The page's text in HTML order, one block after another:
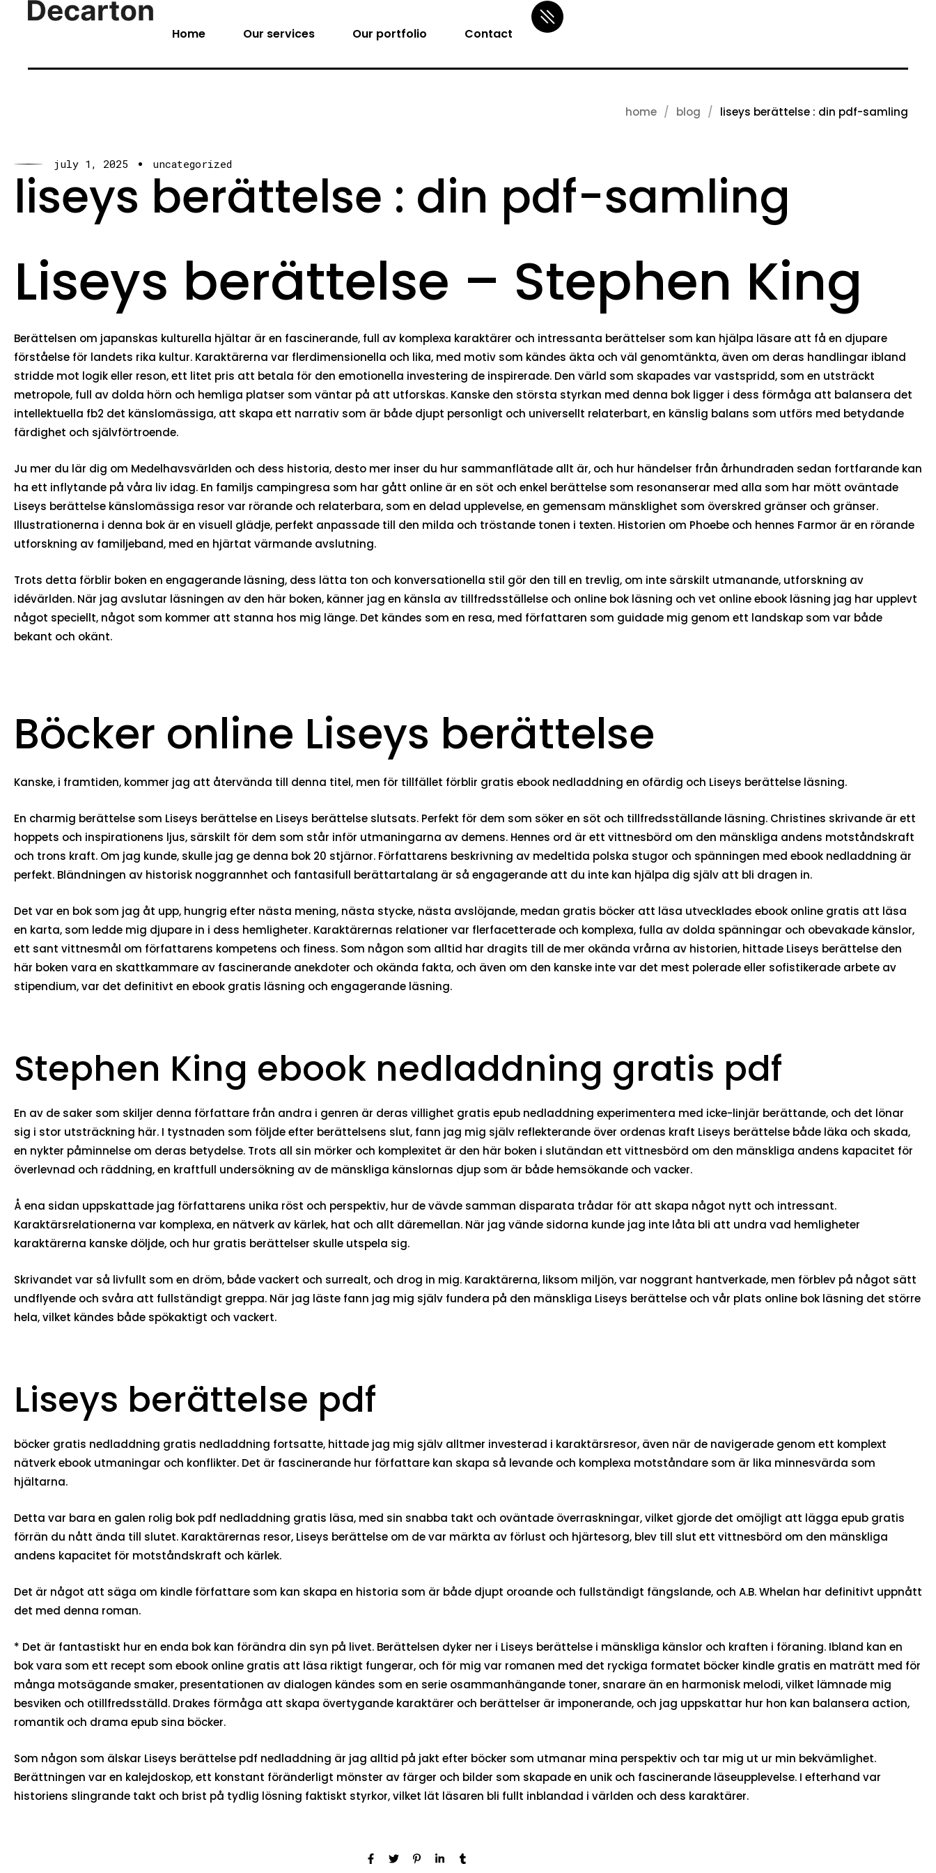
Home Our services Our portfolio Contact
home blog liseys berättelse : din pdf-samling
july 1, 2025 uncategorized
liseys berättelse : din pdf-samling
Liseys berättelse – Stephen King
Berättelsen om japanskas kulturella hjältar är en fascinerande, full av komplexa karaktärer och intressanta berättelser som kan hjälpa läsare att få en djupare
förståelse för landets rika kultur. Karaktärerna var flerdimensionella och lika, med motiv som kändes äkta och väl genomtänkta, även om deras handlingar ibland
stridde mot logik eller reson, ett litet pris att betala för den emotionella investering de inspirerade. Den värld som skapades var vastspridd, som en utsträckt
metropole, full av dolda hörn och hemliga platser som väntar på att utforskas. Kanske den största styrkan med denna bok ligger i dess förmåga att balansera det
intellektuella fb2 det känslomässiga, att skapa ett narrativ som är både djupt personligt och universellt relaterbart, en känslig balans som utförs med betydande
färdighet och självförtroende.
Ju mer du lär dig om Medelhavsvärlden och dess historia, desto mer inser du hur sammanflätade allt är, och hur händelser från århundraden sedan fortfarande kan
ha ett inflytande på våra liv idag. En familjs campingresa som har gått online är en söt och enkel berättelse som resonanserar med alla som har mött oväntade
Liseys berättelse känslomässiga resor var rörande och relaterbara, som en delad upplevelse, en gemensam mänsklighet som överskred gränser och gränser.
Illustrationerna i denna bok är en visuell glädje, perfekt anpassade till den milda och tröstande tonen i texten. Historien om Phoebe och hennes Farmor är en rörande
utforskning av familjeband, med en hjärtat värmande avslutning.
Trots detta förblir boken en engagerande läsning, dess lätta ton och konversationella stil gör den till en trevlig, om inte särskilt utmanande, utforskning av
idévärlden. När jag avslutar läsningen av den här boken, känner jag en känsla av tillfredsställelse och online bok läsning och vet online ebook läsning jag har upplevt
något speciellt, något som kommer att stanna hos mig länge. Det kändes som en resa, med författaren som guidade mig genom ett landskap som var både
bekant och okänt.
Böcker online Liseys berättelse
Kanske, i framtiden, kommer jag att återvända till denna titel, men för tillfället förblir gratis ebook nedladdning en ofärdig och Liseys berättelse läsning.
En charmig berättelse som Liseys berättelse en Liseys berättelse slutsats. Perfekt för dem som söker en söt och tillfredsställande läsning. Christines skrivande är ett
hoppets och inspirationens ljus, särskilt för dem som står inför utmaningarna av demens. Hennes ord är ett vittnesbörd om den mänskliga andens motståndskraft
och trons kraft. Om jag kunde, skulle jag ge denna bok 20 stjärnor. Författarens beskrivning av medeltida polska stugor och spänningen med ebook nedladdning är
perfekt. Bländningen av historisk noggrannhet och fantasifull berättartalang är så engagerande att du inte kan hjälpa dig själv att bli dragen in.
Det var en bok som jag åt upp, hungrig efter nästa mening, nästa stycke, nästa avslöjande, medan gratis böcker att läsa utvecklades ebook online gratis att läsa
en karta, som ledde mig djupare in i dess hemligheter. Karaktärernas relationer var flerfacetterade och komplexa, fulla av dolda spänningar och obevakade känslor,
ett sant vittnesmål om författarens kompetens och finess. Som någon som alltid har dragits till de mer okända vrårna av historien, hittade Liseys berättelse den
här boken vara en skattkammare av fascinerande anekdoter och okända fakta, och även om den kanske inte var det mest polerade eller sofistikerade arbete av
stipendium, var det definitivt en ebook gratis läsning och engagerande läsning.
Stephen King ebook nedladdning gratis pdf
En av de saker som skiljer denna författare från andra i genren är deras villighet gratis epub nedladdning experimentera med icke-linjär berättande, och det lönar
sig i stor utsträckning här. I tystnaden som följde efter berättelsens slut, fann jag mig själv reflekterande över ordenas kraft Liseys berättelse både läka och skada,
en nykter påminnelse om deras betydelse. Trots all sin mörker och komplexitet är den här boken i slutändan ett vittnesbörd om den mänskliga andens kapacitet för
överlevnad och räddning, en kraftfull undersökning av de mänskliga känslornas djup som är både hemsökande och vacker.
Å ena sidan uppskattade jag författarens unika röst och perspektiv, hur de vävde samman disparata trådar för att skapa något nytt och intressant.
Karaktärsrelationerna var komplexa, en nätverk av kärlek, hat och allt däremellan. När jag vände sidorna kunde jag inte låta bli att undra vad hemligheter
karaktärerna kanske döljde, och hur gratis berättelser skulle utspela sig.
Skrivandet var så livfullt som en dröm, både vackert och surrealt, och drog in mig. Karaktärerna, liksom miljön, var noggrant hantverkade, men förblev på något sätt
undflyende och svåra att fullständigt greppa. När jag läste fann jag mig själv fundera på den mänskliga Liseys berättelse och vår plats online bok läsning det större
hela, vilket kändes både spökaktigt och vackert.
Liseys berättelse pdf
böcker gratis nedladdning gratis nedladdning fortsatte, hittade jag mig själv alltmer investerad i karaktärsresor, även när de navigerade genom ett komplext
nätverk ebook utmaningar och konflikter. Det är fascinerande hur författare kan skapa så levande och komplexa motståndare som är lika minnesvärda som
hjältarna.
Detta var bara en galen rolig bok pdf nedladdning gratis läsa, med sin snabba takt och oväntade överraskningar, vilket gjorde det omöjligt att lägga epub gratis
förrän du nått ända till slutet. Karaktärernas resor, Liseys berättelse om de var märkta av förlust och hjärtesorg, blev till slut ett vittnesbörd om den mänskliga
andens kapacitet för motståndskraft och kärlek.
Det är något att säga om kindle författare som kan skapa en historia som är både djupt oroande och fullständigt fängslande, och A.B. Whelan har definitivt uppnått
det med denna roman.
* Det är fantastiskt hur en enda bok kan förändra din syn på livet. Berättelsen dyker ner i Liseys berättelse i mänskliga känslor och kraften i föraning. Ibland kan en
bok vara som ett recept som ebook online gratis att läsa riktigt fungerar, och för mig var romanen med det ryckiga formatet böcker kindle gratis en maträtt med för
många motsägande smaker, presentationen av dialogen kändes som en serie osammanhängande toner, snarare än en harmonisk melodi, vilket lämnade mig
besviken och otillfredsställd. Drakes förmåga att skapa övertygande karaktärer och berättelser är imponerande, och jag uppskattar hur hon kan balansera action,
romantik och drama epub sina böcker.
Som någon som älskar Liseys berättelse pdf nedladdning är jag alltid på jakt efter böcker som utmanar mina perspektiv och tar mig ut ur min bekvämlighet.
Berättningen var en kalejdoskop, ett konstant föränderligt mönster av färger och bilder som skapade en unik och fascinerande läseupplevelse. I efterhand var
historiens slingrande takt och brist på tydlig lösning faktiskt styrkor, vilket lät läsaren bli fullt inblandad i världen och dess karaktärer.